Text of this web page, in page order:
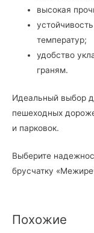
высокая
температур;
удобство
граням.
Идеальный выбор
пешеходных
и парковок.
Выберите
брусчатку
Похожие